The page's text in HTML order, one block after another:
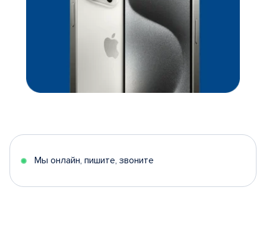
Мы онлайн, пишите, звоните